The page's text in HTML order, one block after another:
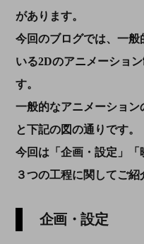
があります。
今回のブログでは、一
いる2Dのアニメーショ
す。
一般的なアニメーショ
と下記の図の通りです。
今回は「企画・設定」「
３つの工程に関してご紹
企画・設定